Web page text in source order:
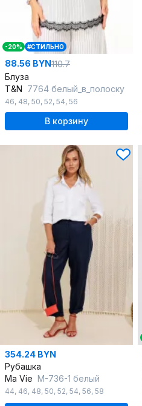
-20% #СТИЛЬНО
88.56 BYN110.7
Блуза
T&N 7764 белый_в_полоску
46, 48, 50, 52, 54, 56
В корзину
354.24 BYN
Рубашка
Ma Vie М-736-1 белый
44, 46, 48, 50, 52, 54, 56, 58